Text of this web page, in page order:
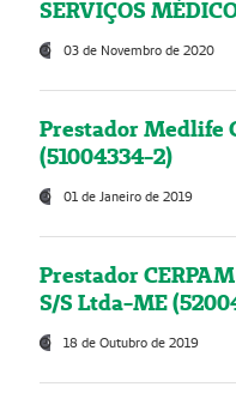
SERVIÇOS
03 de Novembro de 2020
Prestador Medlife
(51004334-2)
01 de Janeiro de 2019
Prestador
S/S Ltda-ME
18 de Outubro de 2019